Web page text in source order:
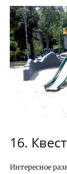
16.
Интересное